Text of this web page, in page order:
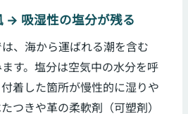
→ 吸湿性の塩分が残る
、海から運ばれる潮を含む
す。塩分は空気中の水分を呼
着した箇所が慢性的に湿りや
つきや革の柔軟剤（可塑剤）